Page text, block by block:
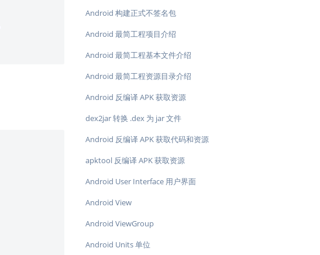
Android 构建正式不签名包
Android 最简工程项目介绍
Android 最简工程基本文件介绍
Android 最简工程资源目录介绍
Android 反编译 APK 获取资源
dex2jar 转换 .dex 为 jar 文件
Android 反编译 APK 获取代码和资源
apktool 反编译 APK 获取资源
Android User Interface 用户界面
Android View
Android ViewGroup
Android Units 单位